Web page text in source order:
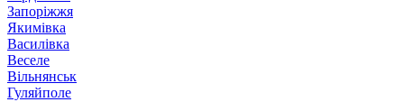
Запоріжжя
Якимівка
Василівка
Веселе
Вільнянськ
Гуляйполе